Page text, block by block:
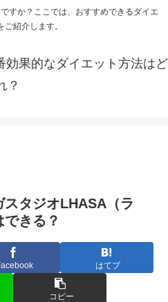
すか？ここでは、おすすめできるダイエ
ご紹介します。
効果的なダイエット方法はど
？
タジオLHASA（ラ
きる？
はてブ
コピー